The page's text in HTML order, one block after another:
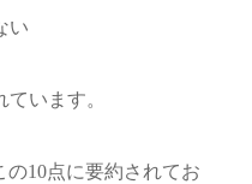
い
います。
の10点に要約されてお